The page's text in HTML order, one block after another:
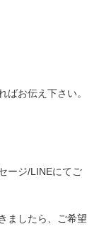
ばお伝え下さい。
ージ/LINEにてご
ましたら、ご希望